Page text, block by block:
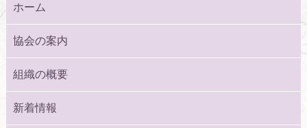
ホーム
協会の案内
組織の概要
新着情報